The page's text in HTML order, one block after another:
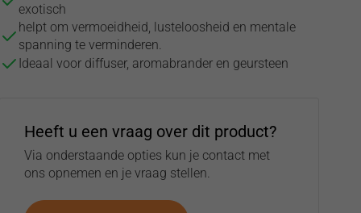
exotisch
helpt om vermoeidheid, lusteloosheid en mentale
spanning te verminderen.
Ideaal voor diffuser, aromabrander en geursteen
Heeft u een vraag over dit product?
Via onderstaande opties kun je contact met
ons opnemen en je vraag stellen.